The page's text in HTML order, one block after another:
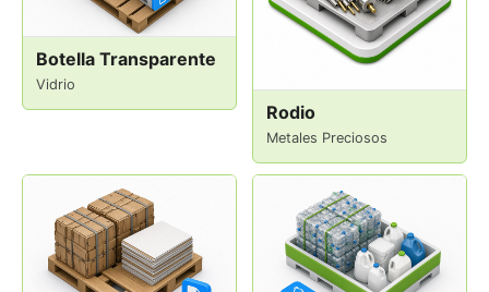
Botella Transparente
Vidrio
Rodio
Metales Preciosos